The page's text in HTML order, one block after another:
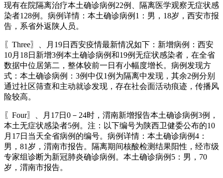
现有在院隔离治疗本土确诊病例22例、隔离医学观察无症状感
染者128例。病例详情：本土确诊病例1：男，18岁，西安市报
告，系省外返陕人员。
〖Three〗、月19日西安疫情最新情况如下：新增病例：西安
10月18日新增3例本土确诊病例和19例无症状感染者，在全省
数据中位居第二，整体较前一日有小幅度增长。病例发现方
式：本土确诊病例：3例中仅1例为隔离中发现，其余2例分别
通过社区筛查和主动就诊发现，存在社会面活动痕迹，传播风
险较高。
〖Four〗、月17日0－24时，渭南新增报告本土确诊病例3例，
本土无症状感染者5例。注：以下编号为陕西卫健委公布的10
月17日当天全省病例的编号。病例详情：本土确诊病例4：
男，81岁，渭南市报告。隔离期间核酸检测结果阳性，经市级
专家组诊断为新冠肺炎确诊病例。本土确诊病例5：男，70
岁，渭南市报告。